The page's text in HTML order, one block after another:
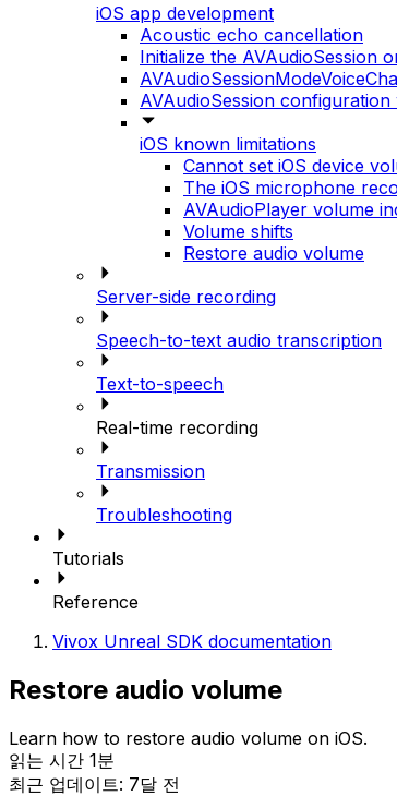
iOS app development
Acoustic echo cancellation
Initialize the AVAudioSession
AVAudioSession
iOS known limitations
Cannot set iOS device
The iOS microphone
AVAudioPlayer volume
Volume shifts
Restore audio volume
Server-side recording
Speech-to-text audio transcription
Text-to-speech
Real-time recording
Transmission
Troubleshooting
Tutorials
Reference
Vivox Unreal SDK documentation
Restore audio volume
Learn how to restore audio volume on iOS.
읽는 시간 1분
최근 업데이트: 7달 전